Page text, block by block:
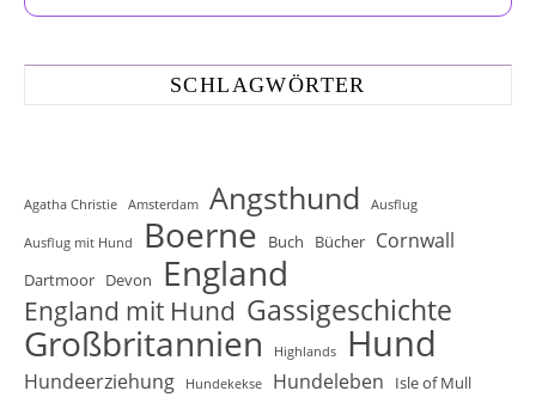
SCHLAGWÖRTER
Agatha Christie Amsterdam Angsthund Ausflug
Ausflug mit Hund Boerne Buch Bücher Cornwall
Dartmoor Devon England
England mit Hund Gassigeschichte
Großbritannien Highlands Hund
Hundeerziehung Hundekekse Hundeleben Isle of Mull